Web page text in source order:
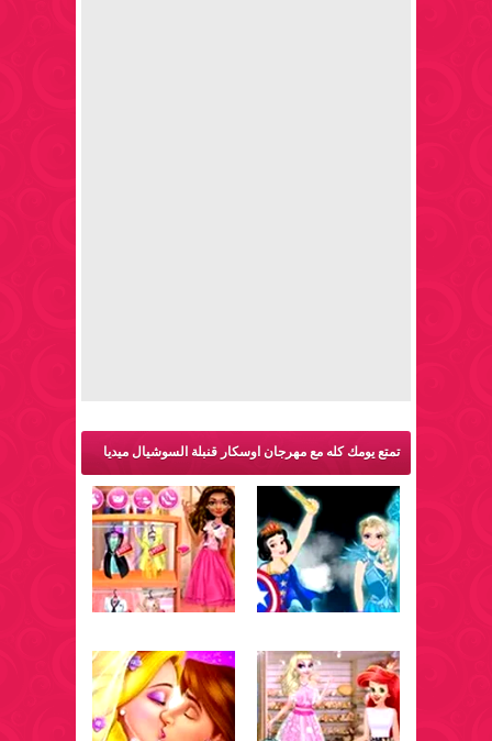
تمتع يومك كله مع مهرجان اوسكار قنبلة السوشيال ميديا
والمزيد من ألعاب اميرات: